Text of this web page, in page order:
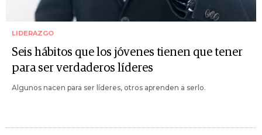
LIDERAZGO
Seis hábitos que los jóvenes tienen que tener
para ser verdaderos líderes
Algunos nacen para ser líderes, otros aprenden a serlo.